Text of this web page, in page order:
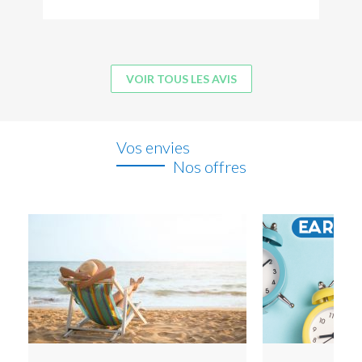
VOIR TOUS LES AVIS
Vos envies
Nos offres